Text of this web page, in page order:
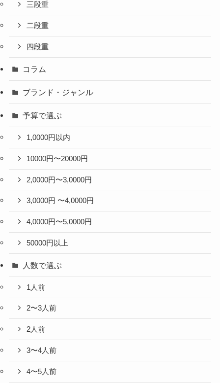
三段重
二段重
四段重
コラム
ブランド・ジャンル
予算で選ぶ
1,0000円以内
10000円〜20000円
2,0000円〜3,0000円
3,0000円 〜4,0000円
4,0000円〜5,0000円
50000円以上
人数で選ぶ
1人前
2〜3人前
2人前
3〜4人前
4〜5人前